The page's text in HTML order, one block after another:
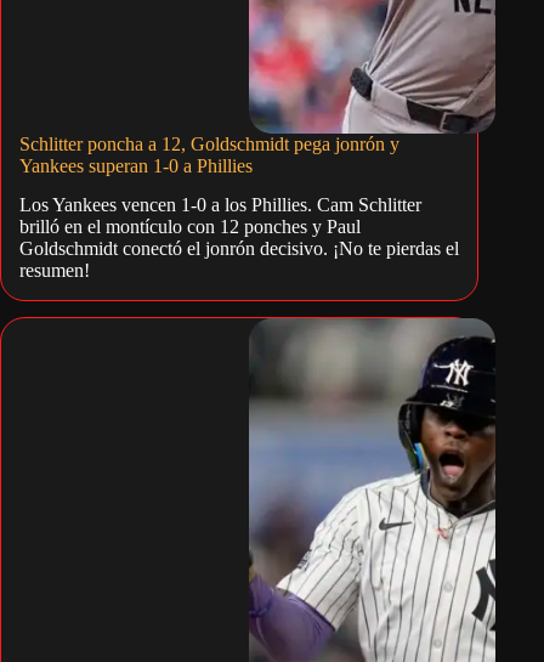
Schlitter poncha a 12, Goldschmidt pega jonrón y
Yankees superan 1-0 a Phillies
Los Yankees vencen 1-0 a los Phillies. Cam Schlitter
brilló en el montículo con 12 ponches y Paul
Goldschmidt conectó el jonrón decisivo. ¡No te pierdas el
resumen!